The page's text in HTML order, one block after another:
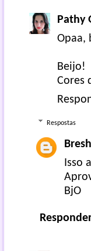
Pathy
Opaa,
Beijo!
Cores
Respostas
Isso
BjO